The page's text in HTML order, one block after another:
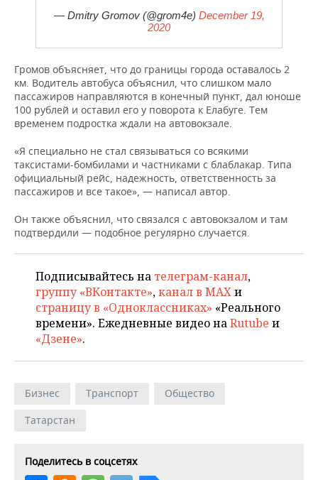
— Dmitry Gromov (@grom4e) December 19,
2020
Громов объясняет, что до границы города оставалось 2
км. Водитель автобуса объяснил, что слишком мало
пассажиров направляются в конечный пункт, дал юноше
100 рублей и оставил его у поворота к Елабуге. Тем
временем подростка ждали на автовокзале.
«Я специально не стал связываться со всякими
таксистами-бомбилами и частниками с блаблакар. Типа
официальный рейс, надежность, ответственность за
пассажиров и все такое», — написал автор.
Он также объяснил, что связался с автовокзалом и там
подтвердили — подобное регулярно случается.
Подписывайтесь на телеграм-канал,
группу «ВКонтакте»,канал в MAXи
страницу в «Одноклассниках» «Реального
времени». Ежедневные видео наRutube и
«Дзене».
Бизнес Транспорт
Общество
Татарстан
Поделитесь в соцсетях